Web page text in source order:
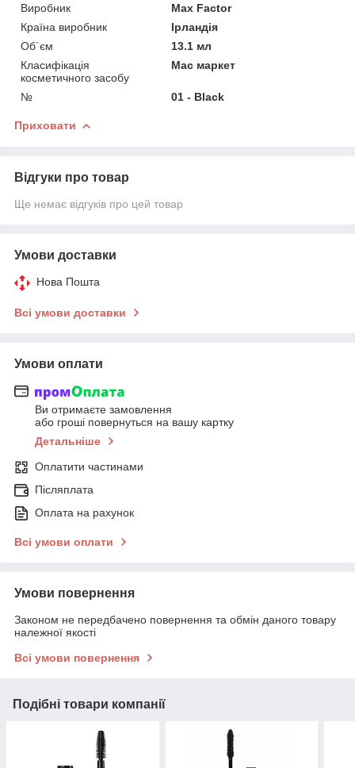
Виробник
Max Factor
Країна виробник
Ірландія
Об`єм
13.1 мл
Класифікація
косметичного засобу
Мас маркет
№ 01 - Black
Приховати
Відгуки про товар
Ще немає відгуків про цей товар
Умови доставки
Нова Пошта
Всі умови доставки
Умови оплати
Ви отримаєте замовлення
або гроші повернуться на вашу картку
Детальніше
Оплатити частинами
Післяплата
Оплата на рахунок
Всі умови оплати
Умови повернення
Законом не передбачено повернення та обмін даного товару
належної якості
Всі умови повернення
Подібні товари компанії